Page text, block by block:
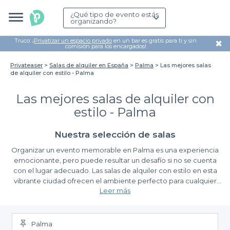
¿Qué tipo de evento estás
organizando?
Truco: ¡Privatizar un espacio privado en un bar es gratis para ti y sin
comisión para los encargados! ✖
Privateaser Salas de alquiler en España Palma
Las mejores salas
de alquiler con estilo - Palma
Las mejores salas de alquiler con
estilo - Palma
Nuestra selección de salas
Organizar un evento memorable en Palma es una experiencia
emocionante, pero puede resultar un desafío si no se cuenta
con el lugar adecuado. Las salas de alquiler con estilo en esta
vibrante ciudad ofrecen el ambiente perfecto para cualquier
tipo de celebración, desde un evento corporativo hasta una
encontrar la sala ideal que se adapte a tus necesidades y a la
Ventajas de reservar a través de Privateaser
Al utilizar nuestra plataforma, te beneficiarás de
Leer más
Palma